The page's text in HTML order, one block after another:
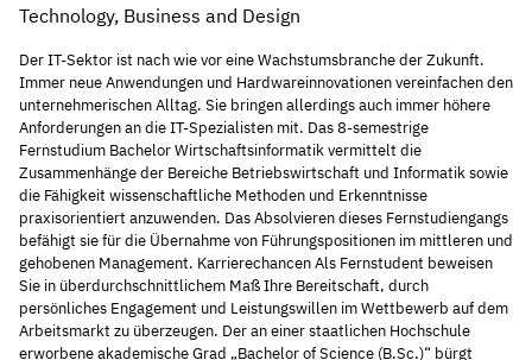
Technology, Business and Design
Der IT-Sektor ist nach wie vor eine Wachstumsbranche der Zukunft.
Immer neue Anwendungen und Hardwareinnovationen vereinfachen den
unternehmerischen Alltag. Sie bringen allerdings auch immer höhere
Anforderungen an die IT-Spezialisten mit. Das 8-semestrige
Fernstudium Bachelor Wirtschaftsinformatik vermittelt die
Zusammenhänge der Bereiche Betriebswirtschaft und Informatik sowie
die Fähigkeit wissenschaftliche Methoden und Erkenntnisse
praxisorientiert anzuwenden. Das Absolvieren dieses Fernstudiengangs
befähigt sie für die Übernahme von Führungspositionen im mittleren und
gehobenen Management. Karrierechancen Als Fernstudent beweisen
Sie in überdurchschnittlichem Maß Ihre Bereitschaft, durch
persönliches Engagement und Leistungswillen im Wettbewerb auf dem
Arbeitsmarkt zu überzeugen. Der an einer staatlichen Hochschule
erworbene akademische Grad „Bachelor of Science (B.Sc.)“ bürgt